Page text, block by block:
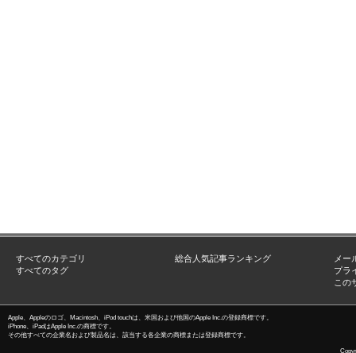
すべてのカテゴリ
すべてのタグ
総合人気記事ランキング
メー
プラ
この
Apple、Appleのロゴ、Macintosh、iPod touchは、米国および他国のApple Inc.の登録商標です。
iPhone、iPadはApple Inc.の商標です。
その他すべての企業名および製品名は、該当する各企業の商標または登録商標です。